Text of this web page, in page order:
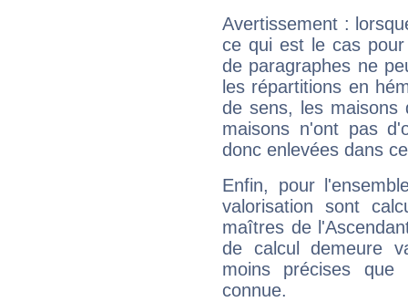
Avertissement :
ce qui est le cas
de paragraphes ne
les répartitions en
de sens, les maisons
maisons n'ont pas
donc enlevées dans
Enfin, pour
valorisation sont
maîtres de
de calcul demeure
moins précises que
connue.